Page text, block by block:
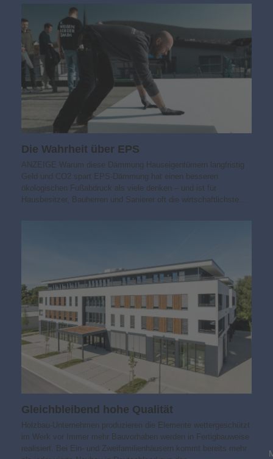
Die Wahrheit über EPS
ANZEIGE Warum diese Dämmung Hauseigentümern langfristig
Geld und CO2 spart EPS-Dämmung hat einen besseren
ökologischen Fußabdruck als viele denken – und ist für
Hausbesitzer, Bauherren und Sanierer oft die wirtschaftlichste…
Gleichbleibend hohe Qualität
Holzbau-Unternehmen produzieren die Elemente wettergeschützt
im Werk vor Immer mehr Bauvorhaben werden in Fertigbauweise
realisiert. Bei Ein- und Zweifamilienhäusern kommt bereits mehr